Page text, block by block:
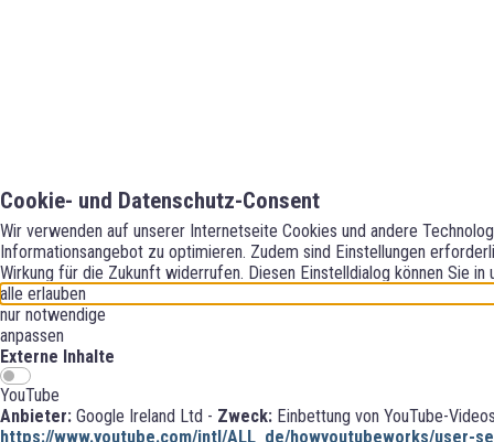
Cookie- und Datenschutz-Consent
Wir verwenden auf unserer Internetseite Cookies und andere
Informationsangebot zu optimieren. Zudem sind Einstellungen
Wirkung für die Zukunft widerrufen. Diesen Einstelldialog können Sie in
alle erlauben
nur notwendige
anpassen
Externe Inhalte
YouTube
Anbieter: Google Ireland Ltd - Zweck: Einbettung von YouTube-
https://www.youtube.com/intl/ALL_de/howyoutubeworks/user-